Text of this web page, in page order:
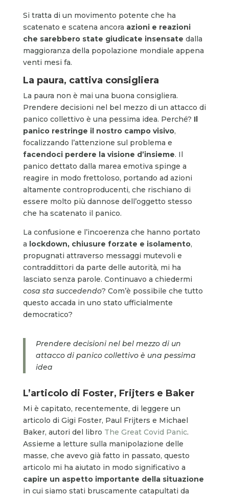
Si tratta di un movimento potente che ha
scatenato e scatena ancora azioni e reazioni
che sarebbero state giudicate insensate dalla
maggioranza della popolazione mondiale appena
venti mesi fa.
La paura, cattiva consigliera
La paura non è mai una buona consigliera.
Prendere decisioni nel bel mezzo di un attacco di
panico collettivo è una pessima idea. Perché? Il
panico restringe il nostro campo visivo,
focalizzando l’attenzione sul problema e
facendoci perdere la visione d’insieme. Il
panico dettato dalla marea emotiva spinge a
reagire in modo frettoloso, portando ad azioni
altamente controproducenti, che rischiano di
essere molto più dannose dell’oggetto stesso
che ha scatenato il panico.
La confusione e l’incoerenza che hanno portato
a lockdown, chiusure forzate e isolamento,
propugnati attraverso messaggi mutevoli e
contraddittori da parte delle autorità, mi ha
lasciato senza parole. Continuavo a chiedermi
cosa sta succedendo? Com’è possibile che tutto
questo accada in uno stato ufficialmente
democratico?
Prendere decisioni nel bel mezzo di un
attacco di panico collettivo è una pessima
idea
L’articolo di Foster, Frijters e Baker
Mi è capitato, recentemente, di leggere un
articolo di Gigi Foster, Paul Frijters e Michael
Baker, autori del libro The Great Covid Panic.
Assieme a letture sulla manipolazione delle
masse, che avevo già fatto in passato, questo
articolo mi ha aiutato in modo significativo a
capire un aspetto importante della situazione
in cui siamo stati bruscamente catapultati da